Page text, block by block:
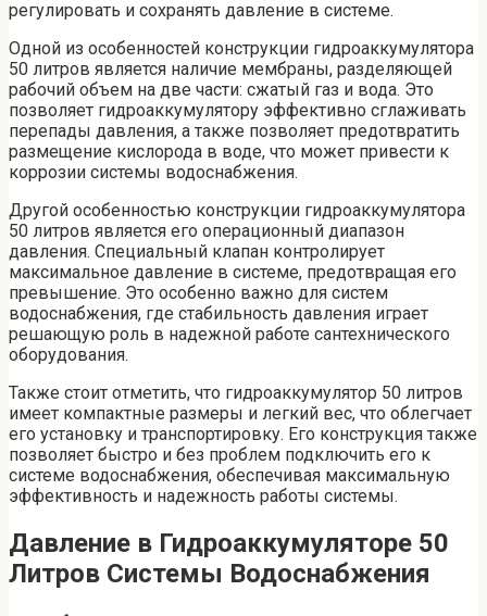
регулировать и сохранять давление в системе.
Одной из особенностей конструкции гидроаккумулятора
50 литров является наличие мембраны, разделяющей
рабочий объем на две части: сжатый газ и вода. Это
позволяет гидроаккумулятору эффективно сглаживать
перепады давления, а также позволяет предотвратить
размещение кислорода в воде, что может привести к
коррозии системы водоснабжения.
Другой особенностью конструкции гидроаккумулятора
50 литров является его операционный диапазон
давления. Специальный клапан контролирует
максимальное давление в системе, предотвращая его
превышение. Это особенно важно для систем
водоснабжения, где стабильность давления играет
решающую роль в надежной работе сантехнического
оборудования.
Также стоит отметить, что гидроаккумулятор 50 литров
имеет компактные размеры и легкий вес, что облегчает
его установку и транспортировку. Его конструкция также
позволяет быстро и без проблем подключить его к
системе водоснабжения, обеспечивая максимальную
эффективность и надежность работы системы.
Давление в Гидроаккумуляторе 50
Литров Системы Водоснабжения